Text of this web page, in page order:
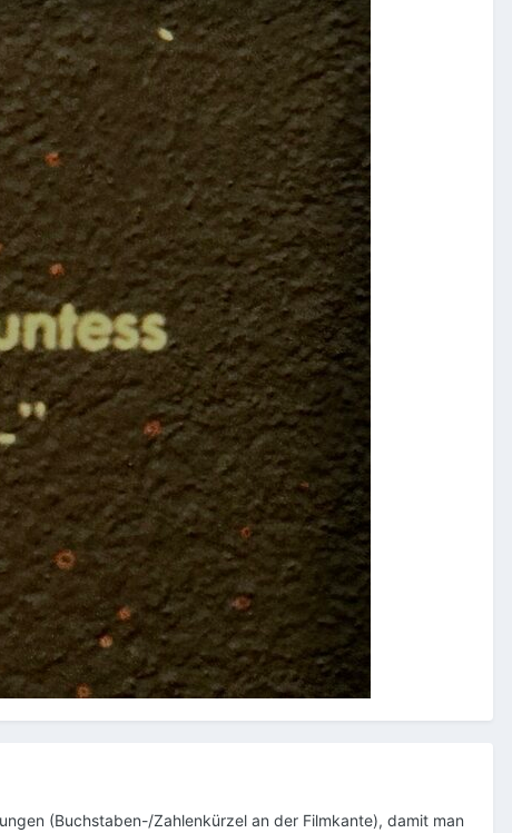
(Buchstaben-/Zahlenkürzel an der Filmkante), damit man